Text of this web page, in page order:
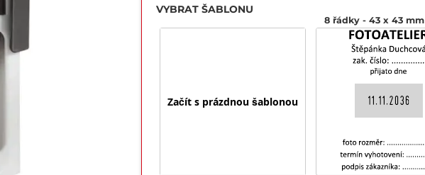
VYBRAT ŠABLONU
8 řádky 43 x 43 mm
Začít s prázdnou šablonou